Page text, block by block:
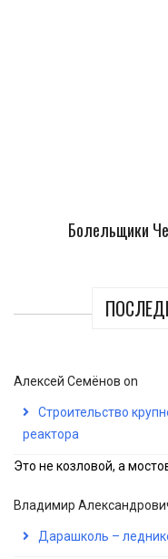
Болельщики
Алексей Семёнов on
Строительство
реактора
Это не козловой, а
Владимир
Дарашколь –